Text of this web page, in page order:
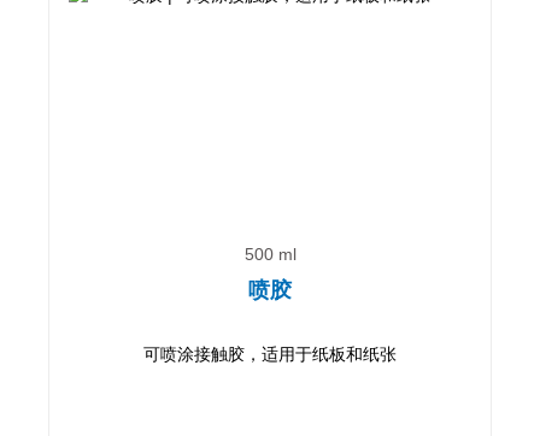
500 ml
喷胶
可喷涂接触胶，适用于纸板和纸张